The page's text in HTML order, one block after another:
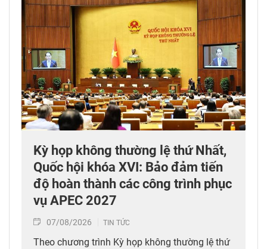
Kỳ họp không thường lệ thứ Nhất,
Quốc hội khóa XVI: Bảo đảm tiến
độ hoàn thành các công trình phục
vụ APEC 2027
07/08/2026 TIN TỨC
Theo chương trình Kỳ họp không thường lệ thứ